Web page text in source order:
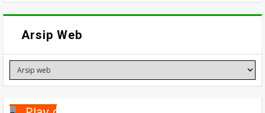
Arsip Web